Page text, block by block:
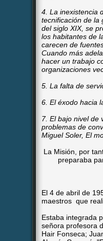
4. La inexistencia
tecnificación de la
del siglo XIX, se
los habitantes de
carecen de
Cuando más
hacer un trabajo
organizaciones
5. La falta de
6. El éxodo hacia
7. El bajo nivel de
problemas de
Miguel Soler, El
La Misión, por
preparaba
El 4 de abril de
maestros que
Estaba integrada
señora profesora
Hair Fonseca;